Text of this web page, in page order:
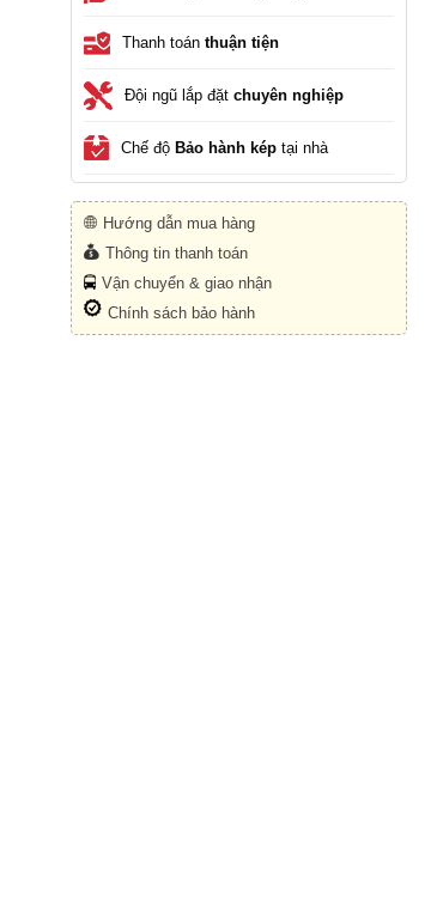
Thanh toánthuận tiện
Đội ngũ lắp đặtchuyên nghiệp
Chế độBảo hành képtại nhà
Hướng dẫn mua hàng
Thông tin thanh toán
Vận chuyển & giao nhận
Chính sách bảo hành